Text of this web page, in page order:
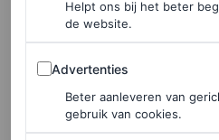
Mad Max Beyond
kostuum werd ontworpen
alles paste natuurlijk perfect
van de avond. Je leest
Helpt ons bij het beter
de website.
Advertenties
Advertenties
Beter aanleveren van
gebruik van cookies.